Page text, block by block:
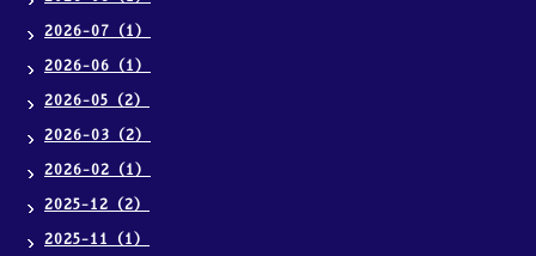
2026-07（1）
2026-06（1）
2026-05（2）
2026-03（2）
2026-02（1）
2025-12（2）
2025-11（1）